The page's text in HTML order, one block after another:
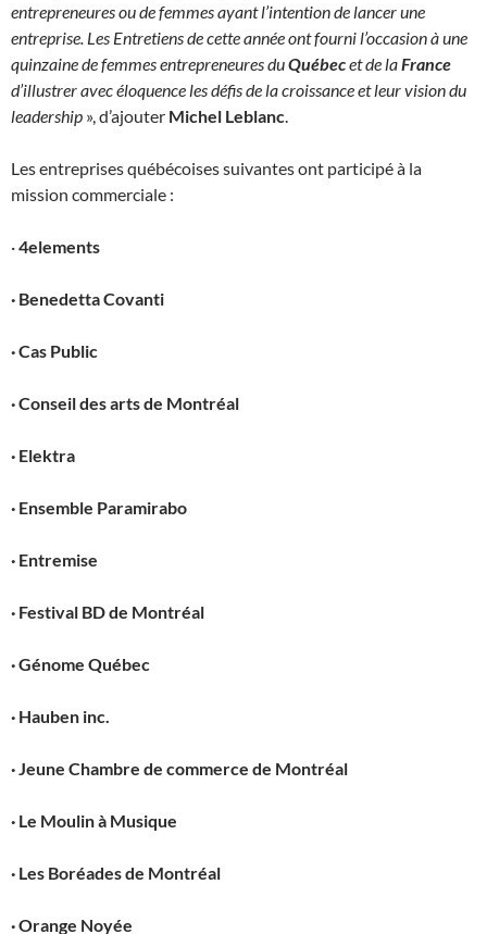
entrepreneures ou de femmes ayant l’intention de lancer une
entreprise. Les Entretiens de cette année ont fourni l’occasion à une
quinzaine de femmes entrepreneures duQuébecet de laFrance
d’illustrer avec éloquence les défis de la croissance et leur vision du
leadership », d’ajouter Michel Leblanc.
Les entreprises québécoises suivantes ont participé à la
mission commerciale :
·4elements
· Benedetta Covanti
·Cas Public
·Conseil des arts de Montréal
· Elektra
· Ensemble Paramirabo
· Entremise
· Festival BD de Montréal
·Génome Québec
· Hauben inc.
·Jeune Chambre de commerce de Montréal
· Le Moulin à Musique
· Les Boréades de Montréal
·Orange Noyée